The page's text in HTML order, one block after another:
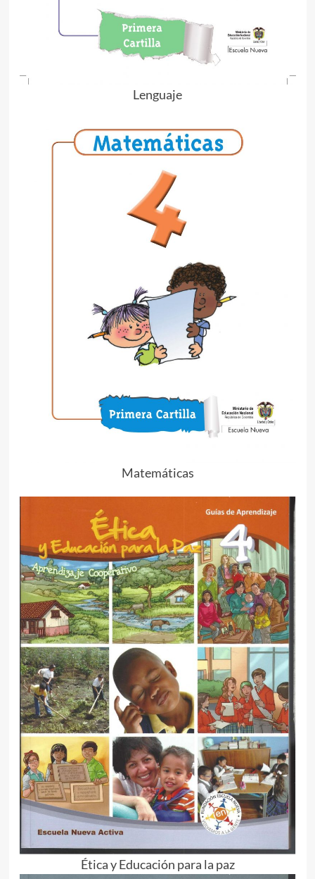
Lenguaje
Matemáticas
Ética y Educación para la paz